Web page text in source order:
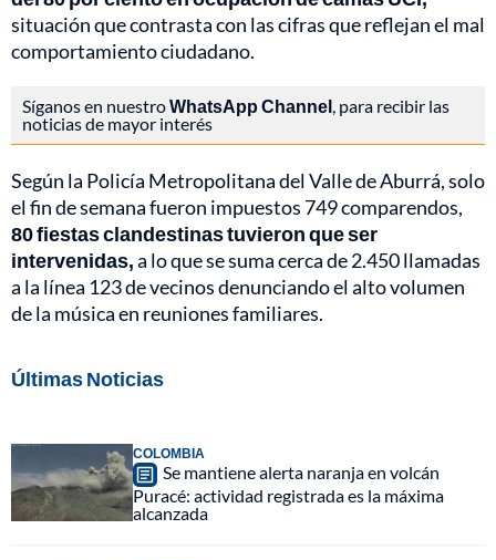
situación que contrasta con las cifras que reflejan el mal
comportamiento ciudadano.
Síganos en nuestroWhatsApp Channel , para recibir las
noticias de mayor interés
Según la Policía Metropolitana del Valle de Aburrá, solo
el fin de semana fueron impuestos 749 comparendos,
80 fiestas clandestinas tuvieron que ser
intervenidas,a lo que se suma cerca de 2.450 llamadas
a la línea 123 de vecinos denunciando el alto volumen
de la música en reuniones familiares.
Últimas Noticias
COLOMBIA
Se mantiene alerta naranja en volcán
Puracé: actividad registrada es la máxima
alcanzada